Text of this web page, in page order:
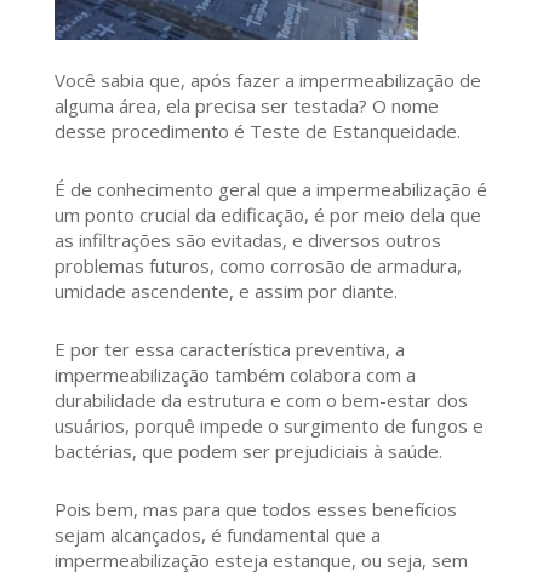
Você sabia que, após fazer a impermeabilização de
alguma área, ela precisa ser testada? O nome
desse procedimento é Teste de Estanqueidade.
É de conhecimento geral que a impermeabilização é
um ponto crucial da edificação, é por meio dela que
as infiltrações são evitadas, e diversos outros
problemas futuros, como corrosão de armadura,
umidade ascendente, e assim por diante.
E por ter essa característica preventiva, a
impermeabilização também colabora com a
durabilidade da estrutura e com o bem-estar dos
usuários, porquê impede o surgimento de fungos e
bactérias, que podem ser prejudiciais à saúde.
Pois bem, mas para que todos esses benefícios
sejam alcançados, é fundamental que a
impermeabilização esteja estanque, ou seja, sem